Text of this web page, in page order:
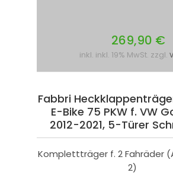
269,90 €
inkl. inkl. 19% MwSt. zzgl.
Fabbri
E-Bike 75 PKW f. VW
2012-2021, 5-Türer
Komplettträger f. 2 Fahräder
2)